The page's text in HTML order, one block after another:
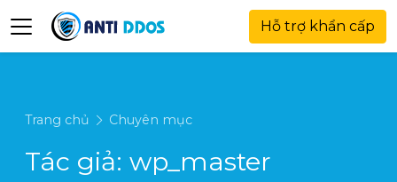
Hỗ trợ khẩn cấp
Trang chủ Chuyên mục
Tác giả: wp_master